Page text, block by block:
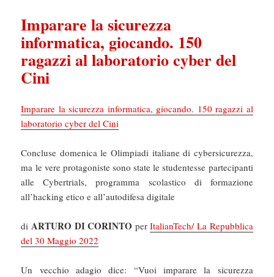
Imparare la sicurezza
informatica, giocando. 150
ragazzi al laboratorio cyber del
Cini
Imparare la sicurezza informatica, giocando. 150 ragazzi al
laboratorio cyber del Cini
Concluse domenica le Olimpiadi italiane di cybersicurezza,
ma le vere protagoniste sono state le studentesse partecipanti
alle Cybertrials, programma scolastico di formazione
all’hacking etico e all’autodifesa digitale
diARTURO DI CORINTO perItalianTech/ La Repubblica
del 30 Maggio 2022
Un vecchio adagio dice: “Vuoi imparare la sicurezza